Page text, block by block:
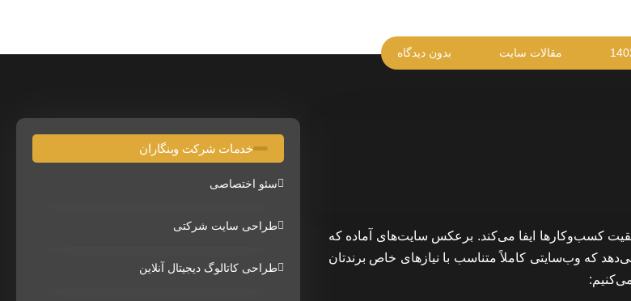
مقالات سایت بدون دیدگاه
کسب‌وکارها ایفا می‌کند. برعکس سایت‌های آماده که
که وب‌سایتی کاملاً متناسب با نیازهای خاص برندتان
خدمات شرکت وبنگاران
سئو اختصاصی
طراحی سایت شرکتی
طراحی کاتالوگ دیجیتال آنلاین